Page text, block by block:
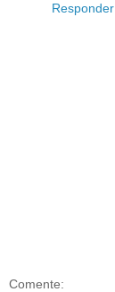
Responder
Comente: